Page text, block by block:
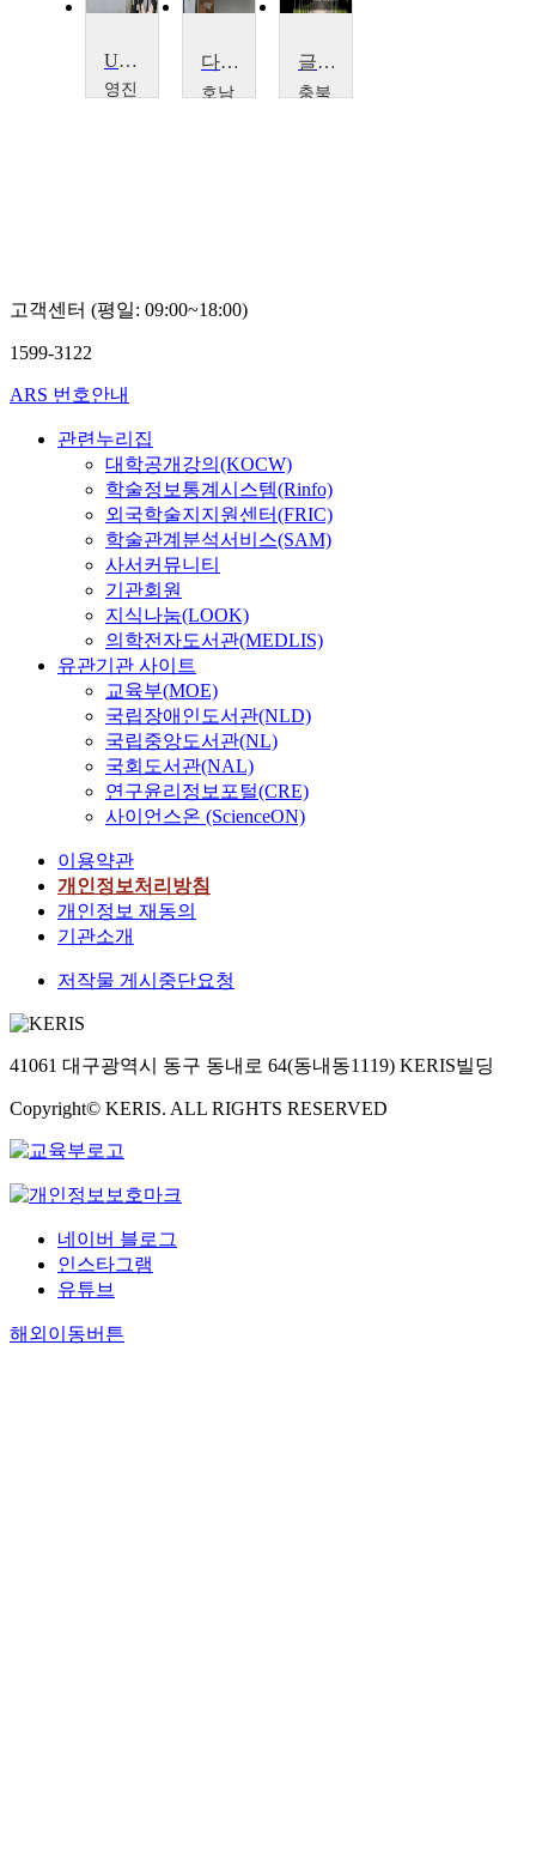
Understanding of Korean Corporations Culture
영진
다국적기업론
호남
글로벌 경영전략
충북
고객센터 (평일: 09:00~18:00)
1599-3122
ARS 번호안내
관련누리집
대학공개강의(KOCW)
학술정보통계시스템(Rinfo)
외국학술지지원센터(FRIC)
학술관계분석서비스(SAM)
사서커뮤니티
기관회원
지식나눔(LOOK)
의학전자도서관(MEDLIS)
유관기관 사이트
교육부(MOE)
국립장애인도서관(NLD)
국립중앙도서관(NL)
국회도서관(NAL)
연구윤리정보포털(CRE)
사이언스온 (ScienceON)
이용약관
개인정보처리방침
개인정보 재동의
기관소개
저작물 게시중단요청
41061 대구광역시 동구 동내로 64(동내동1119) KERIS빌딩
Copyright© KERIS. ALL RIGHTS RESERVED
네이버 블로그
인스타그램
유튜브
해외이동버튼